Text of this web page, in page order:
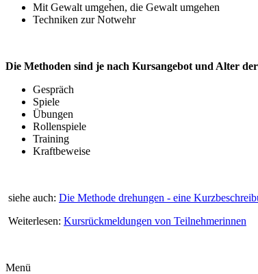
Mit Gewalt umgehen, die Gewalt umgehen
Techniken zur Notwehr
Die Methoden sind je nach Kursangebot und Alter
Gespräch
Spiele
Übungen
Rollenspiele
Training
Kraftbeweise
siehe auch: Die Methode drehungen - eine
Weiterlesen: Kursrückmeldungen von Teilnehmerinnen
Menü